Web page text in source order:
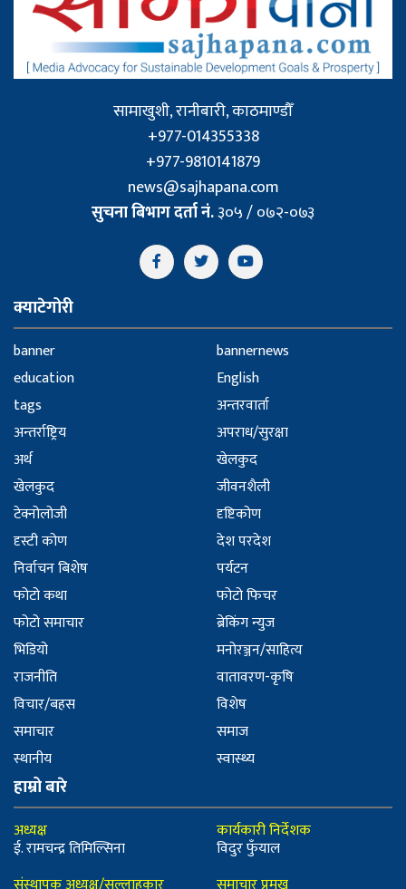
सामाखुशी, रानीबारी, काठमाण्डौँ
+977-014355338
+977-9810141879
news@sajhapana.com
सुचना बिभाग दर्ता नं.३०५ / ०७२-०७३
क्याटेगोरी
banner
bannernews
education
English
tags
अन्तरवार्ता
अन्तर्राष्ट्रिय
अपराध/सुरक्षा
अर्थ
खेलकुद
खेलकुद
जीवनशैली
टेक्नोलोजी
दृष्टिकोण
दृस्टी कोण
देश परदेश
निर्वाचन बिशेष
पर्यटन
फोटो कथा
फोटो फिचर
फोटो समाचार
ब्रेकिंग न्युज
भिडियो
मनोरञ्जन/साहित्य
राजनीति
वातावरण-कृषि
विचार/बहस
विशेष
समाचार
समाज
स्थानीय
स्वास्थ्य
हाम्रो बारे
अध्यक्ष
ई. रामचन्द्र तिमिल्सिना
कार्यकारी निर्देशक
विदुर फुँयाल